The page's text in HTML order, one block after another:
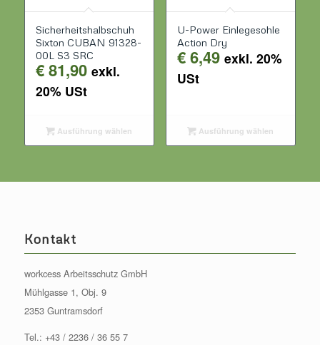
Sicherheitshalbschuh
Sixton CUBAN 91328-
00L S3 SRC
€81,90 exkl.
20% USt
Ausführung wählen
U-Power Einlegesohle
Action Dry
€6,49 exkl. 20%
USt
Ausführung wählen
Kontakt
workcess Arbeitsschutz GmbH
Mühlgasse 1, Obj. 9
2353 Guntramsdorf
Tel.: +43 / 2236 / 36 55 7